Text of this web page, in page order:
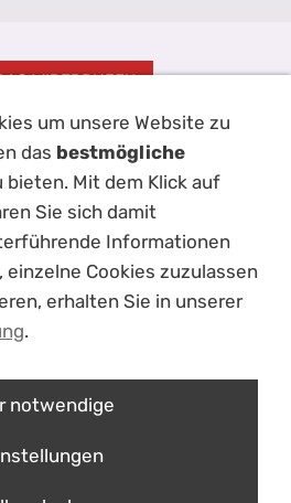
WIDERRUFEN
HilfeDisclaimerDatenschutz
Versand
um unsere Website zu
das bestmögliche
bieten. Mit dem Klick auf
Sie sich damit
Informationen
einzelne Cookies zuzulassen
erhalten Sie in unserer
.
notwendige